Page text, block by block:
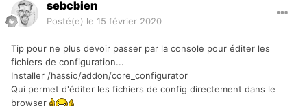
sebcbien
Posté(e) le 15 février 2020
Tip pour ne plus devoir passer par la console pour éditer les
fichiers de configuration...
Installer /hassio/addon/core_configurator
Qui permet d'éditer les fichiers de config directement dans le
browser